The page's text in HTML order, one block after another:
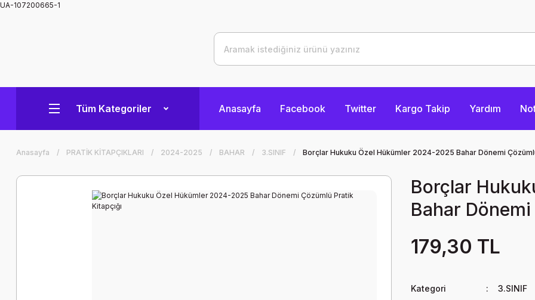
UA-107200665-1
Tüm Kategoriler Anasayfa Facebook Twitter Kargo Takip Yardım
Anasayfa PRATİK KİTAPÇIKLARI 2024-2025 BAHAR 3.SINIF Borçlar Hukuku Özel Hükümler 2024-2025 Bahar Dönemi
Borçlar
Bahar
179,30 TL
Kategori
3.SINIF